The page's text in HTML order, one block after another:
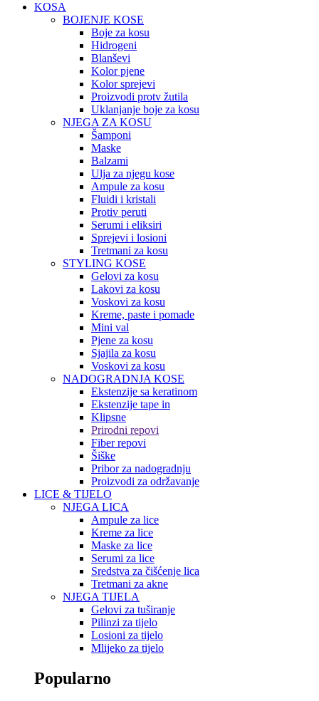
KOSA
BOJENJE KOSE
Boje za kosu
Hidrogeni
Blanševi
Kolor pjene
Kolor sprejevi
Proizvodi protv žutila
Uklanjanje boje za kosu
NJEGA ZA KOSU
Šamponi
Maske
Balzami
Ulja za njegu kose
Ampule za kosu
Fluidi i kristali
Protiv peruti
Serumi i eliksiri
Sprejevi i losioni
Tretmani za kosu
STYLING KOSE
Gelovi za kosu
Lakovi za kosu
Voskovi za kosu
Kreme, paste i pomade
Mini val
Pjene za kosu
Sjajila za kosu
Voskovi za kosu
NADOGRADNJA KOSE
Ekstenzije sa keratinom
Ekstenzije tape in
Klipsne
Prirodni repovi
Fiber repovi
Šiške
Pribor za nadogradnju
Proizvodi za održavanje
LICE & TIJELO
NJEGA LICA
Ampule za lice
Kreme za lice
Maske za lice
Serumi za lice
Sredstva za čišćenje lica
Tretmani za akne
NJEGA TIJELA
Gelovi za tuširanje
Pilinzi za tijelo
Losioni za tijelo
Mlijeko za tijelo
Popularno